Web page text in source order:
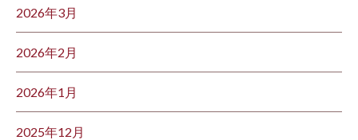
2026年3月
2026年2月
2026年1月
2025年12月